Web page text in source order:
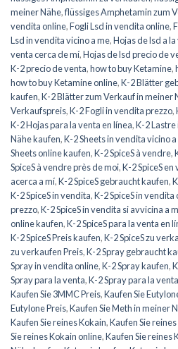
meiner Nähe,flüssiges Amphetamin zum
vendita online,Fogli Lsd in vendita online,
Lsd in vendita vicino a me,Hojas de lsd a
venta cerca de mí,Hojas de lsd precio de
K-2 precio de venta,how to buy Ketamine,
how to buy Ketamine online,K-2 Blätter
kaufen,K-2 Blätter zum Verkauf in meiner
Verkaufspreis,K-2 Fogli in vendita prezzo,
K-2 Hojas para la venta en línea,K-2
Nähe kaufen,K-2 Sheets in vendita vicino
Sheets online kaufen,K-2 SpiceS à vendre,
SpiceS à vendre près de moi,K-2 SpiceS en
acerca a mí,K-2 SpiceS gebraucht kaufen,
K-2 SpiceS in vendita,K-2 SpiceS in vendita
prezzo,K-2 SpiceS in vendita si avvicina a
online kaufen,K-2 SpiceS para la venta en
K-2 SpiceS Preis kaufen,K-2 SpiceS zu
zu verkaufen Preis,K-2 Spray gebraucht
Spray in vendita online,K-2 Spray kaufen,
Spray para la venta,K-2 Spray para la
Kaufen Sie 3MMC Preis,Kaufen Sie
Eutylone Preis,Kaufen Sie Meth in meiner
Kaufen Sie reines Kokain,Kaufen Sie
Sie reines Kokain online,Kaufen Sie reines